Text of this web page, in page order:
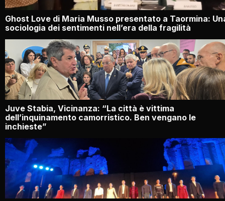
Ghost Love di Maria Musso presentato a Taormina:
sociologia dei sentimenti nell’era della fragilità
Juve Stabia, Vicinanza: “La città è vittima
dell’inquinamento camorristico. Ben vengano le
inchieste”